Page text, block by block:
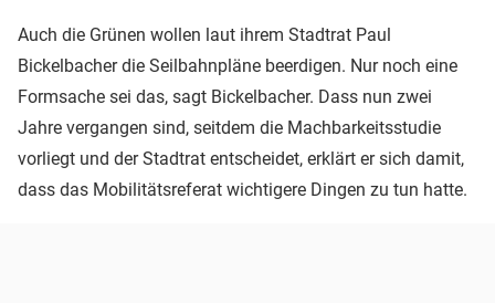
Auch die Grünen wollen laut ihrem Stadtrat Paul
Bickelbacher die Seilbahnpläne beerdigen. Nur noch eine
Formsache sei das, sagt Bickelbacher. Dass nun zwei
Jahre vergangen sind, seitdem die Machbarkeitsstudie
vorliegt und der Stadtrat entscheidet, erklärt er sich damit,
dass das Mobilitätsreferat wichtigere Dingen zu tun hatte.